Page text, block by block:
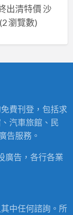
出清特價 沙
瀏覽數)
費刊登，包括求
汽車旅館、民
告服務。
廣告，各行各業
中任何諮詢。所